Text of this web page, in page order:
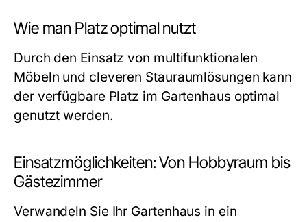
Wie man Platz optimal nutzt
Durch den Einsatz von multifunktionalen
Möbeln und cleveren Stauraumlösungen kann
der verfügbare Platz im Gartenhaus optimal
genutzt werden.
Einsatzmöglichkeiten: Von Hobbyraum bis
Gästezimmer
Verwandeln Sie Ihr Gartenhaus in ein